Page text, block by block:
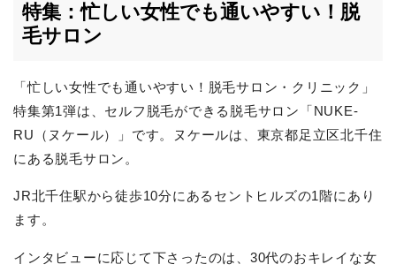
特集：忙しい女性でも通いやすい！脱
毛サロン
「忙しい女性でも通いやすい！脱毛サロン・クリニック」
特集第1弾は、セルフ脱毛ができる脱毛サロン「NUKE-
RU（ヌケール）」です。ヌケールは、東京都足立区北千住
にある脱毛サロン。
JR北千住駅から徒歩10分にあるセントヒルズの1階にあり
ます。
インタビューに応じて下さったのは、30代のおキレイな女